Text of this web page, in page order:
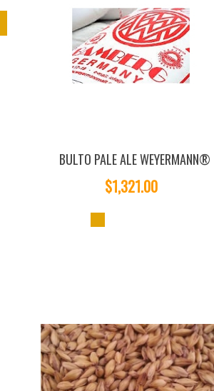
BULTO PALE ALE WEYERMANN®
$1,321.00